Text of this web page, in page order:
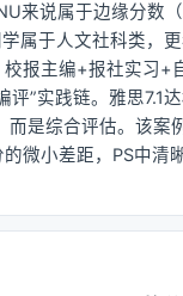
来说属于边缘分数
属于人文社科类，更
报主编+报社实习+
评”实践链。雅思7.1
而是综合评估。该案
微小差距，PS中清